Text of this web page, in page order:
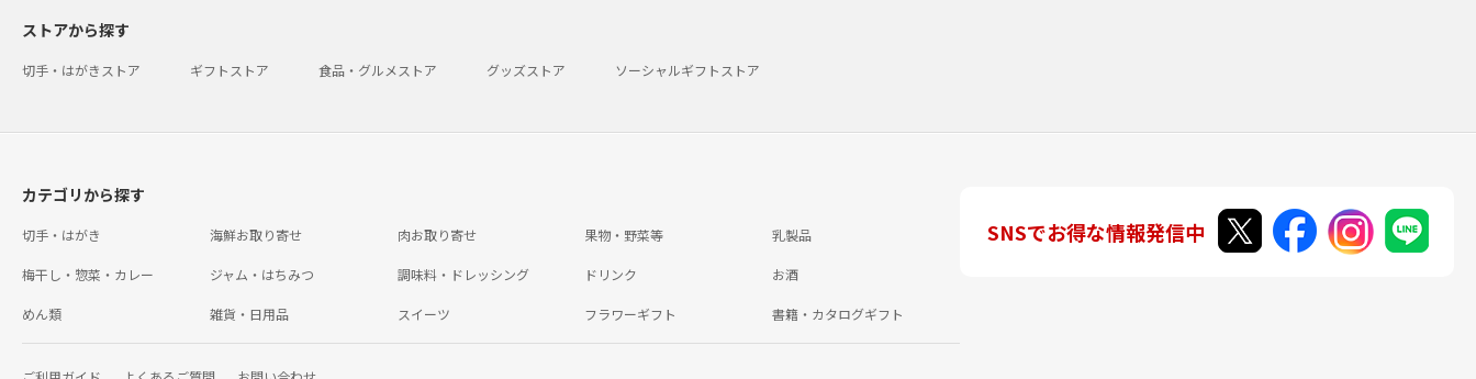
ストアから探す
切手・はがきストア ギフトストア 食品・グルメストア グッズストア ソーシャルギフトストア
カテゴリから探す
切手・はがき 海鮮お取り寄せ 肉お取り寄せ 果物・野菜等 乳製品
梅干し・惣菜・カレー ジャム・はちみつ 調味料・ドレッシング ドリンク お酒
めん類 雑貨・日用品 スイーツ フラワーギフト 書籍・カタログギフト
SNSでお得な情報発信中